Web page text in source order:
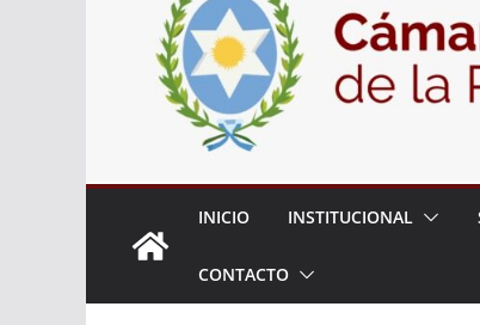
Roque
Expte. Nº
de
18° Sesión
INICIO INSTITUCIONAL
CONTACTO